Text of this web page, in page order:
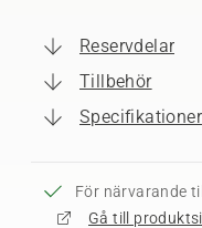
Reservdelar
Tillbehör
Specifikationer
För närvarande